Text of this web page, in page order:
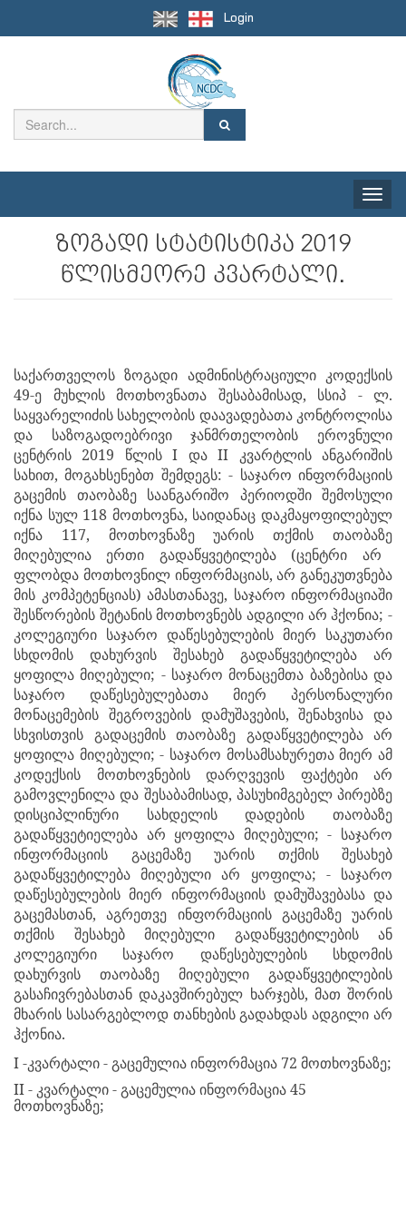
Login
Toggle
ზოგადი სტატისტიკა 2019
წლისმეორე კვარტალი.
საქართველოს ზოგადი ადმინისტრაციული კოდექსის
49-ე მუხლის მოთხოვნათა შესაბამისად, სსიპ - ლ.
საყვარელიძის სახელობის დაავადებათა კონტროლისა
და საზოგადოებრივი ჯანმრთელობის ეროვნული
ცენტრის 2019 წლის I დაII კვარტლისანგარიშის
სახით, მოგახსენებთ შემდეგს: - საჯარო ინფორმაციის
გაცემის თაობაზე საანგარიშო პერიოდში შემოსული
იქნა სულ 118 მოთხოვნა, საიდანაც დაკმაყოფილებულ
იქნა 117, მოთხოვნაზე უარის თქმის თაობაზე
მიღებულია ერთი გადაწყვეტილება (ცენტრი არ
ფლობდა მოთხოვნილ ინფორმაციას, არ განეკუთვნება
მის კომპეტენციას) ამასთანავე, საჯარო ინფორმაციაში
შესწორების შეტანის მოთხოვნებს ადგილი არ ჰქონია; -
კოლეგიური საჯარო დაწესებულების მიერ საკუთარი
სხდომის დახურვის შესახებ გადაწყვეტილება არ
ყოფილა მიღებული; - საჯარო მონაცემთა ბაზებისა და
საჯარო დაწესებულებათა მიერ პერსონალური
მონაცემების შეგროვების დამუშავების, შენახვისა და
სხვისთვის გადაცემის თაობაზე გადაწყვეტილება არ
ყოფილა მიღებული; - საჯარო მოსამსახურეთა მიერ ამ
კოდექსის მოთხოვნების დარღვევის ფაქტები არ
გამოვლენილა და შესაბამისად, პასუხიმგებელ პირებზე
დისციპლინური სახდელის დადების თაობაზე
გადაწყვეტიელება არ ყოფილა მიღებული; - საჯარო
ინფორმაციის გაცემაზე უარის თქმის შესახებ
გადაწყვეტილება მიღებული არ ყოფილა; - საჯარო
დაწესებულების მიერ ინფორმაციის დამუშავებასა და
გაცემასთან, აგრეთვე ინფორმაციის გაცემაზე უარის
თქმის შესახებ მიღებული გადაწყვეტილების ან
კოლეგიური საჯარო დაწესებულების სხდომის
დახურვის თაობაზე მიღებული გადაწყვეტილების
გასაჩივრებასთან დაკავშირებულ ხარჯებს, მათ შორის
მხარის სასარგებლოდ თანხების გადახდას ადგილი არ
ჰქონია.
I -კვარტალი - გაცემულია ინფორმაცია 72 მოთხოვნაზე;
II- კვარტალი - გაცემულია ინფორმაცია 45
მოთხოვნაზე;